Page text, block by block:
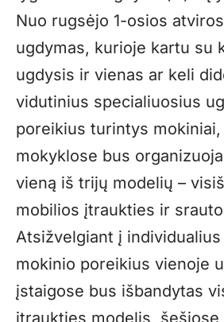
Nuo rugsėjo 1-osios
ugdymas, kurioje kartu su
ugdysis ir vienas ar keli
vidutinius specialiuosius
poreikius turintys
mokyklose bus
vieną iš trijų modelių –
mobilios įtraukties ir
Atsižvelgiant į
mokinio poreikius vienoje
įstaigose bus išbandytas
įtraukties modelis, šešiose